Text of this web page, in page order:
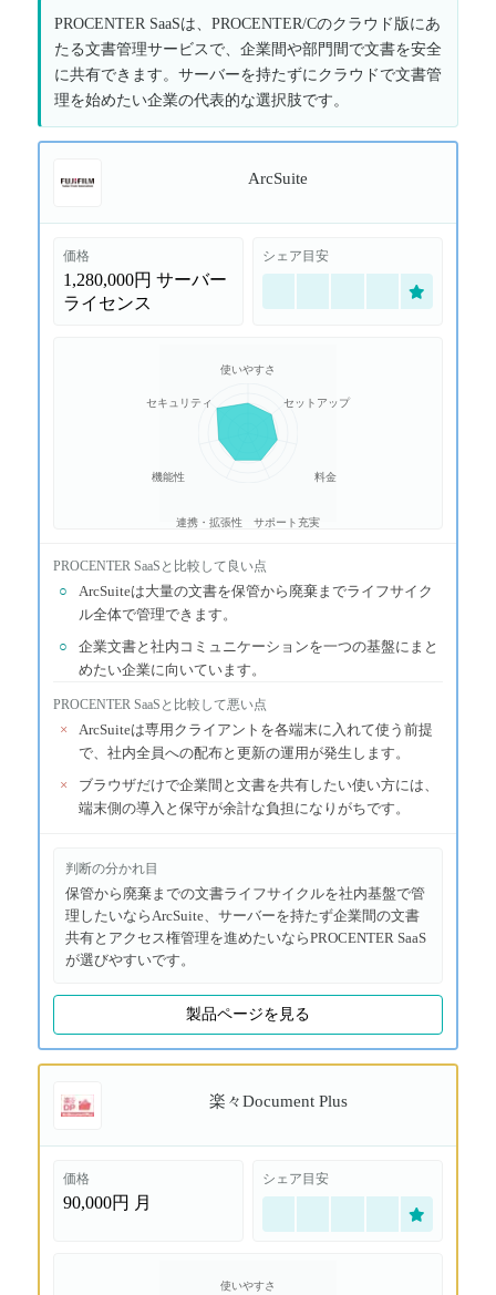
PROCENTER SaaSは、PROCENTER/Cのクラウド版にあ
たる文書管理サービスで、企業間や部門間で文書を安全
に共有できます。サーバーを持たずにクラウドで文書管
理を始めたい企業の代表的な選択肢です。
ArcSuite
価格
1,280,000円 サーバー
ライセンス
シェア目安
使いやすさ
セットアップ
料金
サポート充実
連携・拡張性
機能性
セキュリティ
PROCENTER SaaS と比較して良い点
○
ArcSuiteは大量の文書を保管から廃棄までライフサイク
ル全体で管理できます。
○
企業文書と社内コミュニケーションを一つの基盤にまと
めたい企業に向いています。
PROCENTER SaaS と比較して悪い点
×
ArcSuiteは専用クライアントを各端末に入れて使う前提
で、社内全員への配布と更新の運用が発生します。
×
ブラウザだけで企業間と文書を共有したい使い方には、
端末側の導入と保守が余計な負担になりがちです。
判断の分かれ目
保管から廃棄までの文書ライフサイクルを社内基盤で管
理したいならArcSuite、サーバーを持たず企業間の文書
共有とアクセス権管理を進めたいならPROCENTER SaaS
が選びやすいです。
製品ページを見る
楽々Document Plus
価格
90,000円 月
シェア目安
使いやすさ